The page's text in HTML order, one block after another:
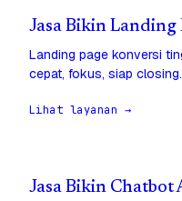
Jasa Bikin Landing
Landing page konversi
cepat, fokus, siap closing.
Lihat layanan →
Jasa Bikin Chatbot